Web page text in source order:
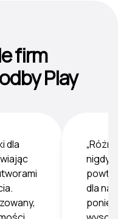
firm
Play
dla
nigdy
dla